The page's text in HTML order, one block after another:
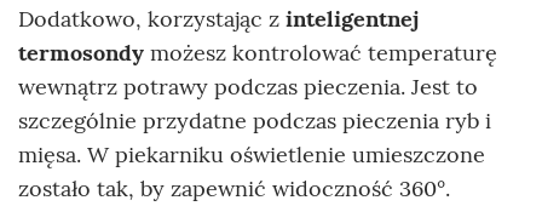
Dodatkowo, korzystając z inteligentnej
termosondy możesz kontrolować temperaturę
wewnątrz potrawy podczas pieczenia. Jest to
szczególnie przydatne podczas pieczenia ryb i
mięsa. W piekarniku oświetlenie umieszczone
zostało tak, by zapewnić widoczność 360°.